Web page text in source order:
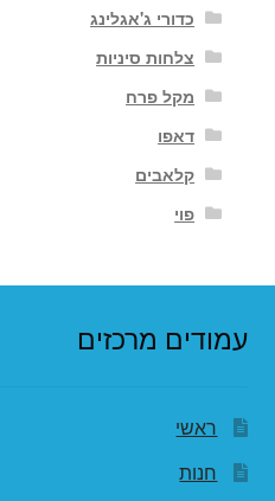
כדורי ג'אגלינג
צלחות סיניות
מקל פרח
דאפו
קלאבים
פוי
עמודים מרכזים
ראשי
חנות